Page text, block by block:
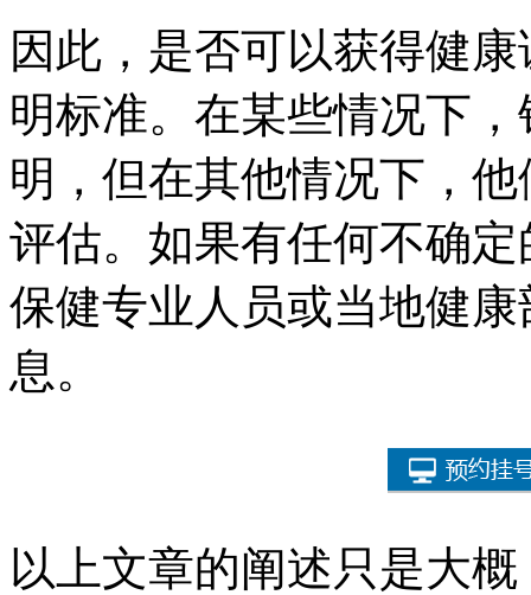
因此，是否可以获得健
明标准。在某些情况下
明，但在其他情况下，
评估。如果有任何不确
保健专业人员或当地健
息。
以上文章的阐述只是大